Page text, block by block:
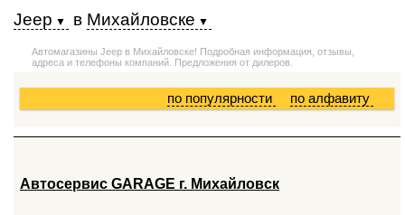
Jeep в Михайловске
Автомагазины Jeep в Михайловске! Подробная информация, отзывы,
адреса и телефоны компаний. Предложения от дилеров.
по алфавиту
по популярности
Автосервис GARAGE г. Михайловск